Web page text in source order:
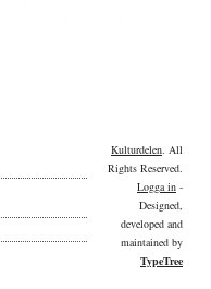
Kulturdelen. All
Rights Reserved.
Logga in -
Designed,
developed and
maintained by
TypeTree